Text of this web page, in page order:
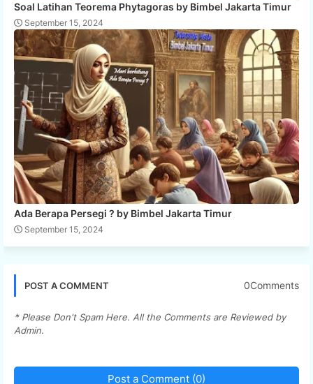
Soal Latihan Teorema Phytagoras by Bimbel Jakarta Timur
September 15, 2024
Ada Berapa Persegi ? by Bimbel Jakarta Timur
September 15, 2024
POST A COMMENT 0Comments
* Please Don't Spam Here. All the Comments are Reviewed by
Admin.
Post a Comment (0)